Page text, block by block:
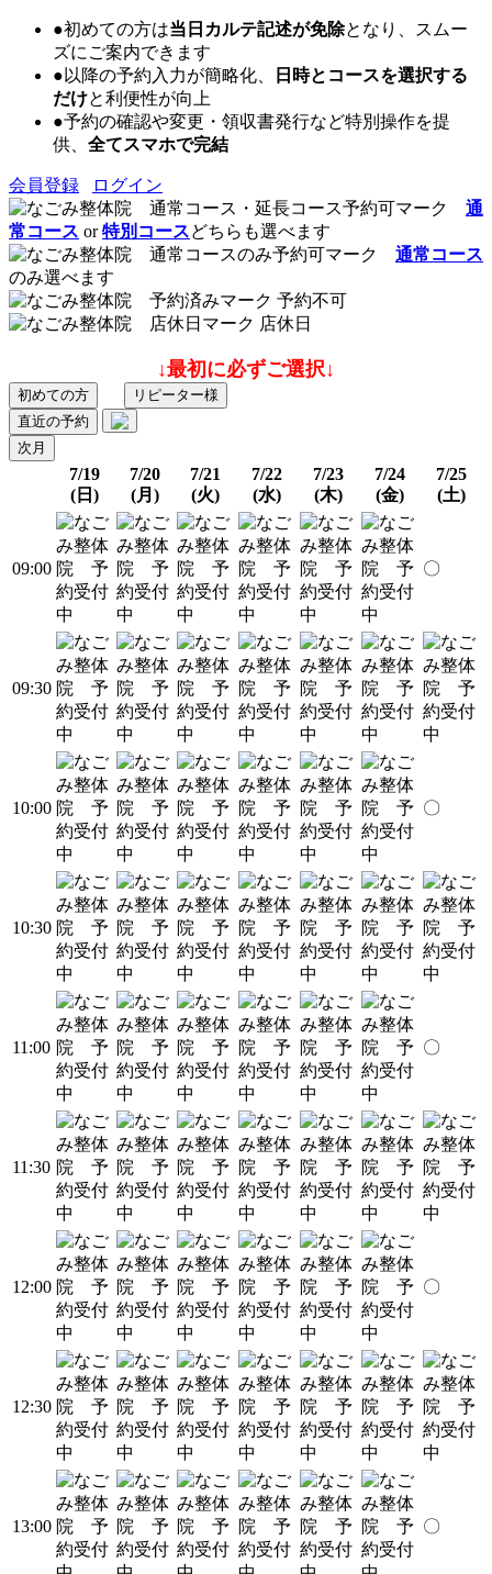
●初めての方は当日カルテ記述が免除となり、スムー
ズにご案内できます
●以降の予約入力が簡略化、
日時とコースを選択する
だけと利便性が向上
●予約の確認や変更・領収書発行など特別操作を提
供、 全てスマホで完結
会員登録
ログイン
通
常コース or特別コースどちらも選べます
通常コース
のみ選べます
予約不可
店休日
↓最初に必ずご選択↓
初めての方
リピーター様
直近の予約
次月
7/19
(日)
7/20
(月)
7/21
(火)
7/22
(水)
7/23
(木)
7/24
(金)
7/25
(土)
09:00 〇
09:30
10:00 〇
10:30
11:00 〇
11:30
12:00 〇
12:30
13:00 〇